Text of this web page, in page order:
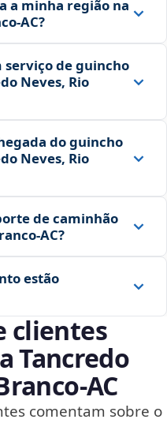
a minha região na
de guincho
Neves, Rio
do guincho
Neves, Rio
de caminhão
estão
clientes
Tancredo
comentam sobre o